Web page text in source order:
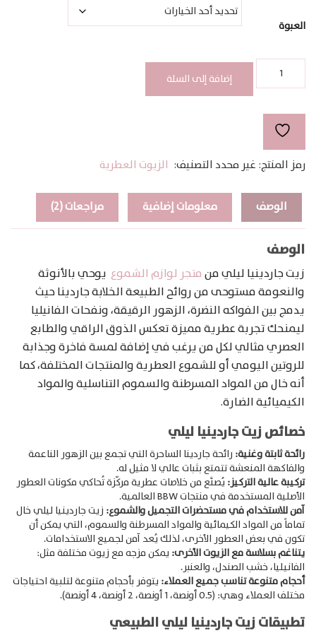
خلال
العبوة
GARDENIA
LILY
إضافة إلى السلة
رمز المنتج: غير محدد التصنيف: الزيوت العطرية
الوصف معلومات إضافية مراجعات (2)
الوصف
زيت جاردينيا ليلي من متجر لوازم الشموع يوحي بالأنوثة
والنعومة مستوحى من روائح الطبيعة الخلابة جاردينا حيث
يدمج بين الفواكه النضرة، الزهور الرقيقة، ونفحات الفانيليا
ليمنحك تجربة عطرية مميزة تعكس الذوق الراقي والطابع
العصري مثالي لكل من يرغب في إضافة لمسة فاخرة وجذابة
للروتين اليومي أو للشموع العطرية والمنتجات المختلفة، كما
أنه خال من المواد المسرطنة والسموم التناسلية والمواد
الكيميائية الضارة.
خصائص زيت جاردينيا ليلي
رائحة ثابتة وغنية: رائحة جاردينا الساحرة التي تجمع بين الزهور الناعمة
والفاكهة المنعشة تتمتع بثبات عالي لا مثيل له.
تركيبة عالية التركيز: يُصنَّع من خلاصات عطرية مركّزة تُحاكي مكونات العطور
الأصلية المستخدمة في منتجات BBW العالمية.
آمن للاستخدام في مستحضرات التجميل والشموع: زيت جاردينيا ليلي خال
تماماً من المواد الكيمائية والمواد المسرطنة والسموم، التي يمكن أن
تكون في بعض العطور الأخرى، لذلك يُعد آمن لجميع الاستخدامات.
يتناغم بسلاسة مع الزيوت الأخرى: يمكن مزجه مع زيوت مختلفة مثل:
الفانيليا، خشب الصندل، والعنبر.
أحجام متنوعة تناسب جميع العملاء: يتوفر بأحجام متنوعة لتلبية احتياجات
مختلف العملاء وهي: (0.5 أونصة، 1 أونصة، 2 أونصة، 4 أونصة).
تطبيقات زيت جاردينيا ليلي الطبيعي